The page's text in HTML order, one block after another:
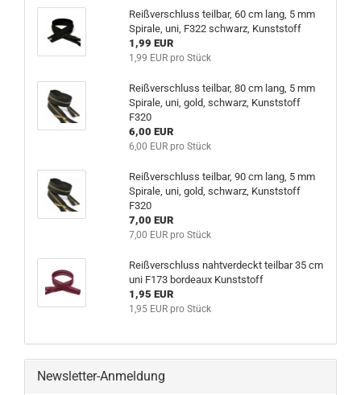
Reißverschluss teilbar, 60 cm lang, 5 mm
Spirale, uni, F322 schwarz, Kunststoff
1,99 EUR
1,99 EUR pro Stück
Reißverschluss teilbar, 80 cm lang, 5 mm
Spirale, uni, gold, schwarz, Kunststoff
F320
6,00 EUR
6,00 EUR pro Stück
Reißverschluss teilbar, 90 cm lang, 5 mm
Spirale, uni, gold, schwarz, Kunststoff
F320
7,00 EUR
7,00 EUR pro Stück
Reißverschluss nahtverdeckt teilbar 35 cm
uni F173 bordeaux Kunststoff
1,95 EUR
1,95 EUR pro Stück
Newsletter-Anmeldung